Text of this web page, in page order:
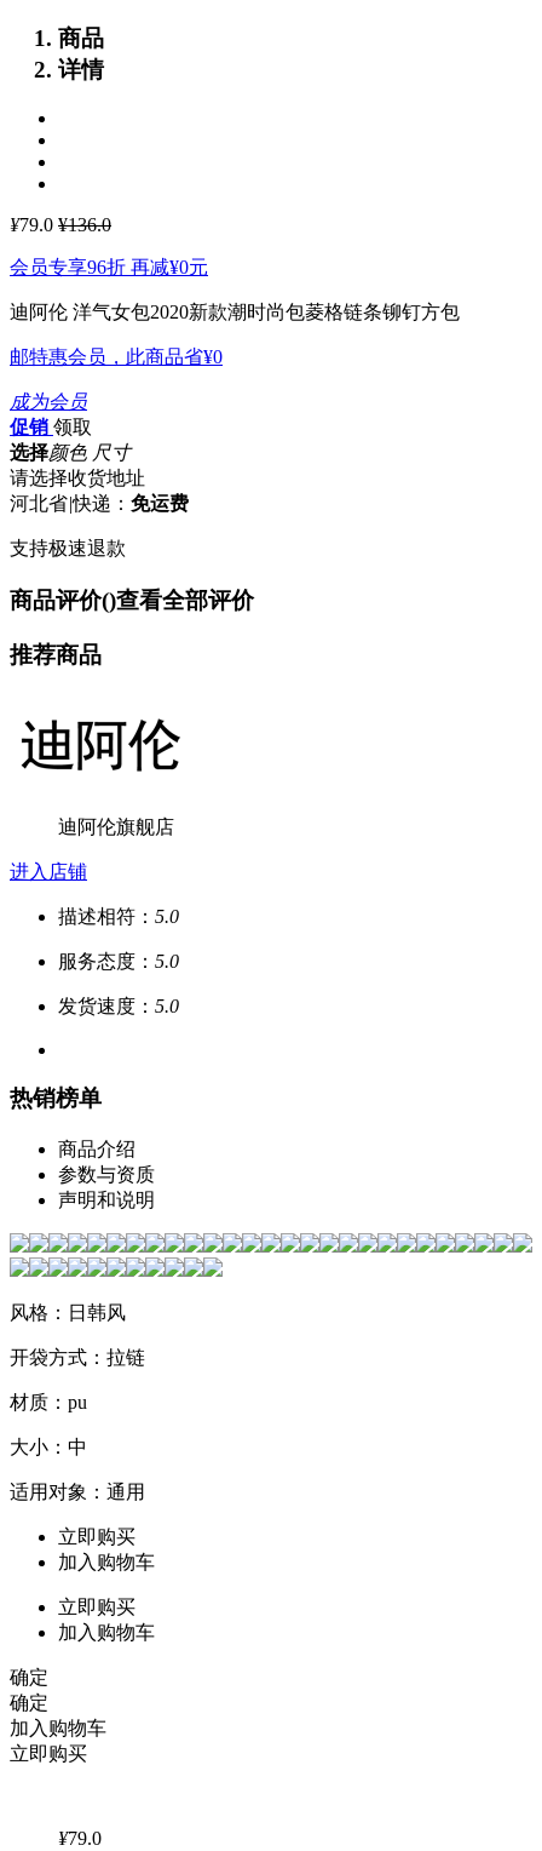
商品
详情
¥79.0 ¥136.0
会员专享96折 再减¥0元
迪阿伦 洋气女包2020新款潮时尚包菱格链条铆钉方包
邮特惠会员，此商品省¥0
成为会员
促销 领取
选择颜色 尺寸
请选择收货地址
河北省|快递： 免运费
支持极速退款
商品评价()查看全部评价
推荐商品
迪阿伦旗舰店
进入店铺
描述相符： 5.0
服务态度： 5.0
发货速度： 5.0
热销榜单
商品介绍
参数与资质
声明和说明
风格：日韩风
开袋方式：拉链
材质：pu
大小：中
适用对象：通用
立即购买
加入购物车
立即购买
加入购物车
确定
确定
加入购物车
立即购买
¥79.0